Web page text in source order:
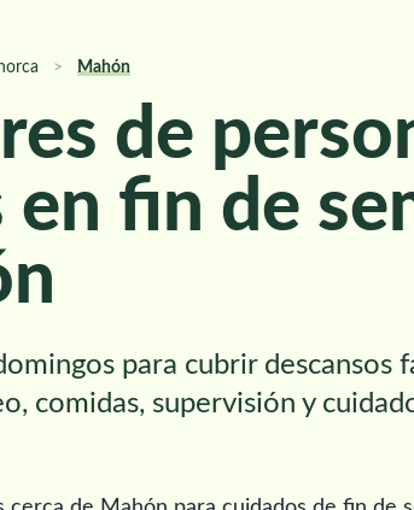
> Mahón
de
en fin de
para cubrir descansos
comidas, supervisión y